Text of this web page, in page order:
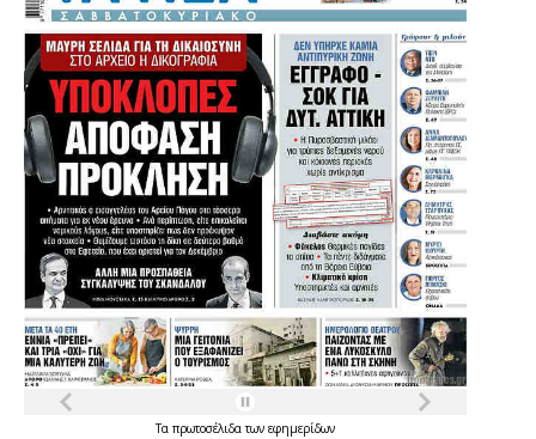
Τα πρωτοσέλιδατων εφημερίδων